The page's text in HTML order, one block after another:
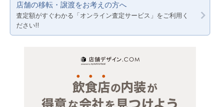
美容室・理容室
サロン（マッサージ・エステ・ネイルなど）
医療・歯科・クリニック
ジム・教室・スタジオ
鹿児島
店舗の移転・譲渡をお考えの方へ
査定額がすぐわかる「オンライン査定サービス」をご利用く
ださい!!